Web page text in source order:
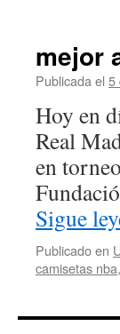
mejor
Publicada el 5
Hoy en
Real
en
Sigue
Publicado en
camisetas nba,